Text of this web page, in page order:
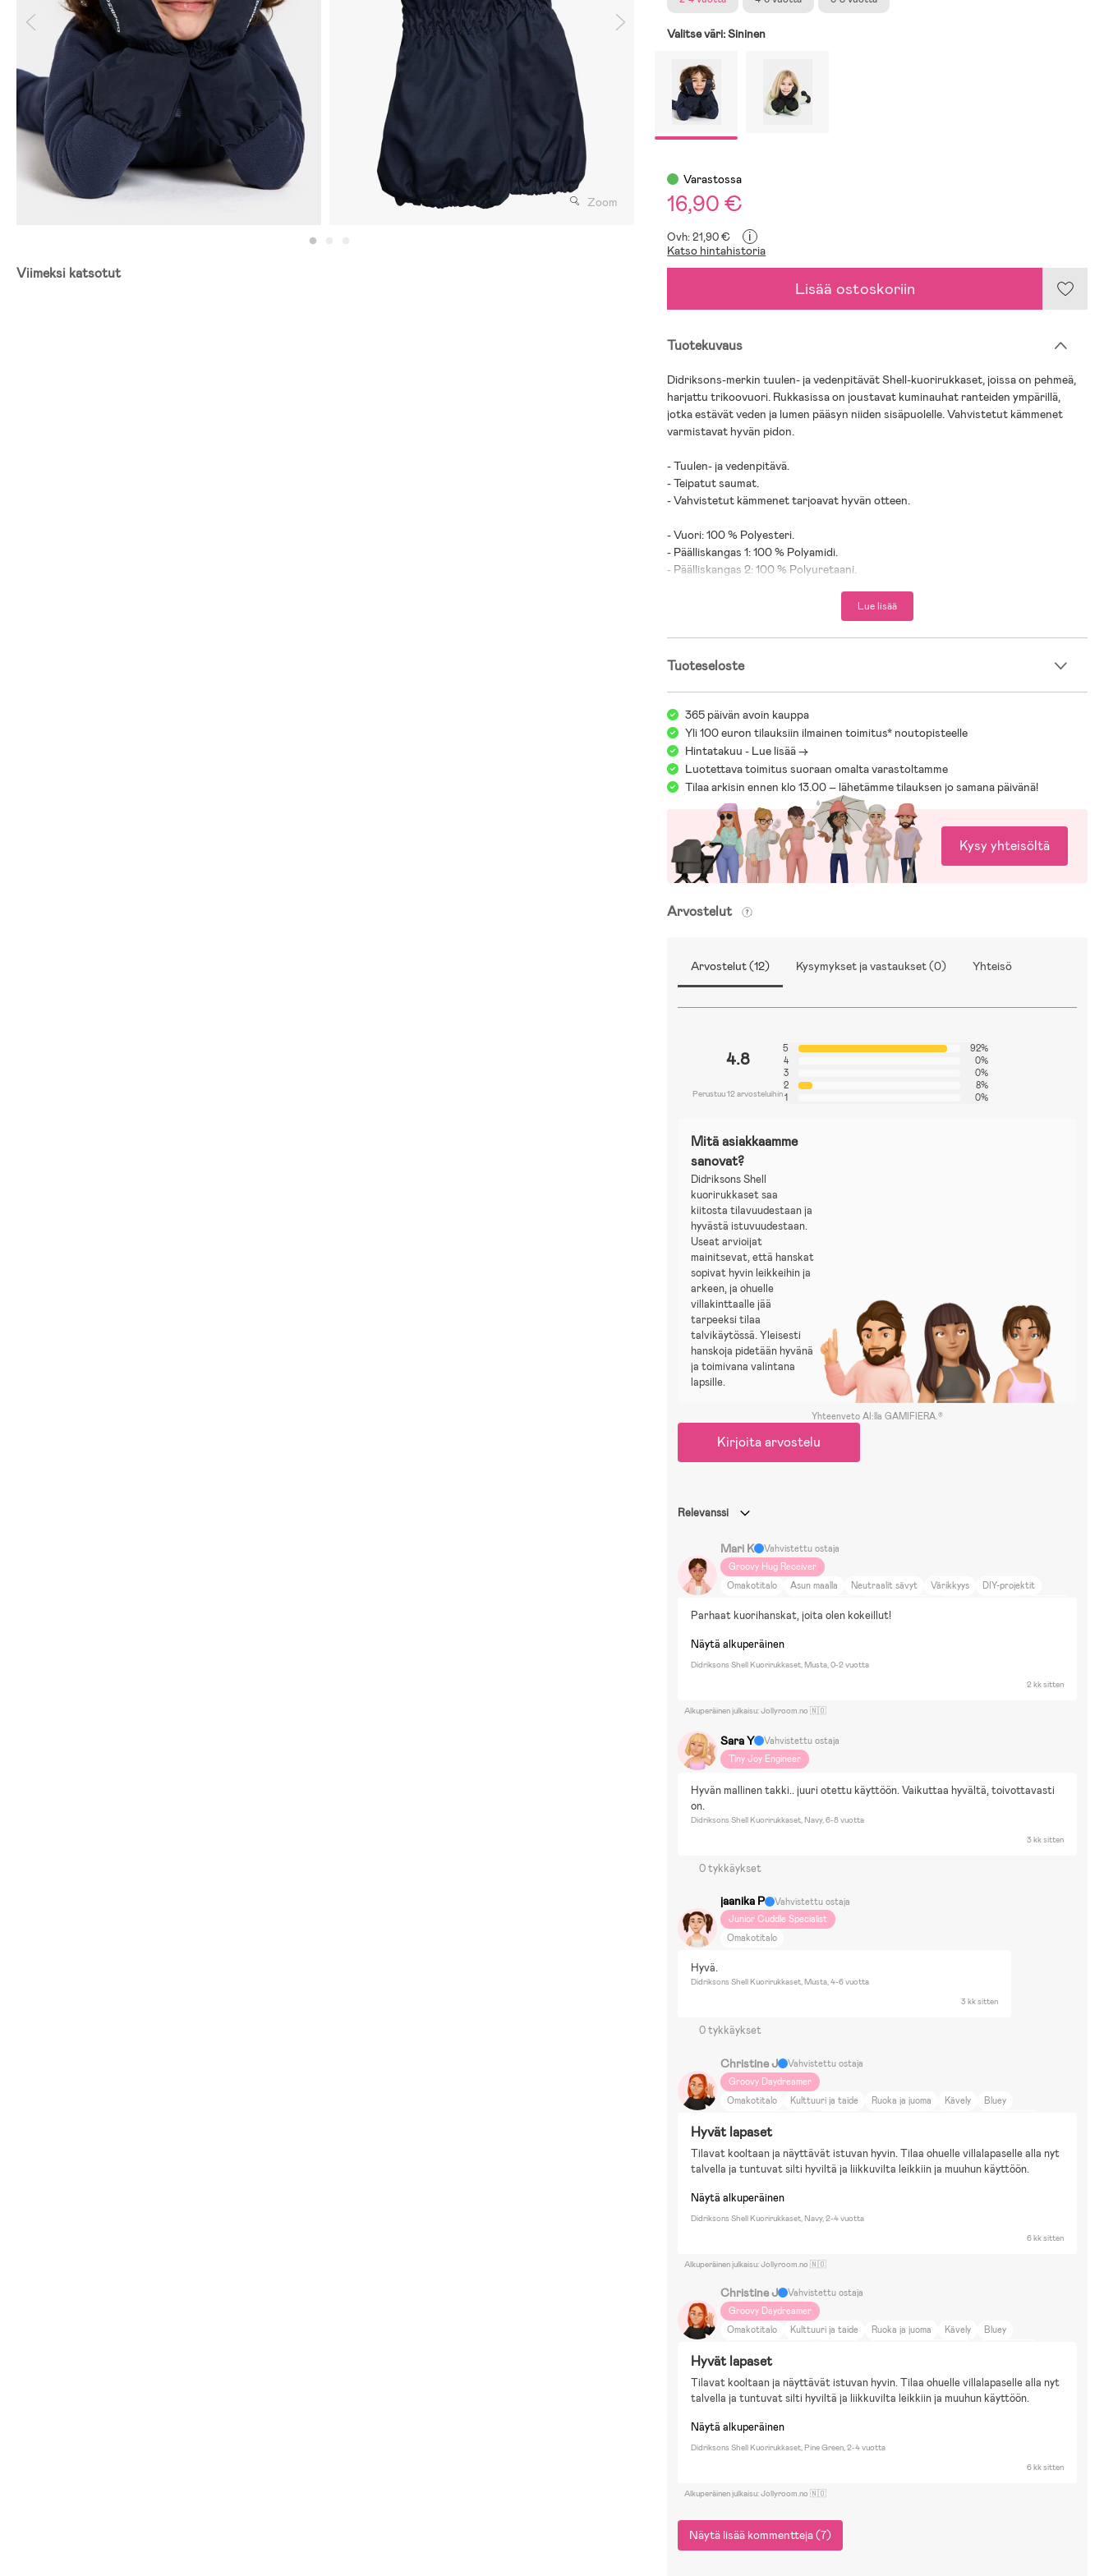
Zoom
Viimeksi katsotut
Valitse väri:Sininen
Varastossa
16,90 €
Ovh: 21,90 € i
Katso hintahistoria
Lisää ostoskoriin
Tuotekuvaus
Didriksons-merkin tuulen- ja vedenpitävät Shell-kuorirukkaset, joissa on pehmeä,
harjattu trikoovuori. Rukkasissa on joustavat kuminauhat ranteiden ympärillä,
jotka estävät veden ja lumen pääsyn niiden sisäpuolelle. Vahvistetut kämmenet
varmistavat hyvän pidon.
- Tuulen- ja vedenpitävä.
- Teipatut saumat.
- Vahvistetut kämmenet tarjoavat hyvän otteen.
- Vuori: 100 % Polyesteri.
- Päälliskangas 1: 100 % Polyamidi.
- Päälliskangas 2: 100 % Polyuretaani.
Lue lisää
Tuoteseloste
365 päivän avoin kauppa
Yli 100 euron tilauksiin ilmainen toimitus* noutopisteelle
Hintatakuu - Lue lisää ->
Luotettava toimitus suoraan omalta varastoltamme
Tilaa arkisin ennen klo 13.00 – lähetämme tilauksen jo samana päivänä!
Kysy yhteisöltä
Arvostelut
Arvostelut (12) Kysymykset ja vastaukset (0) Yhteisö
4.8
Perustuu 12 arvosteluihin
5
92%
4
0%
3
0%
2
8%
1
0%
Mitä asiakkaamme
sanovat?
Didriksons Shell
kuorirukkaset saa
kiitosta tilavuudestaan ja
hyvästä istuvuudestaan.
Useat arvioijat
mainitsevat, että hanskat
sopivat hyvin leikkeihin ja
arkeen, ja ohuelle
villakinttaalle jää
tarpeeksi tilaa
talvikäytössä. Yleisesti
hanskoja pidetään hyvänä
ja toimivana valintana
lapsille.
Yhteenveto AI:lla GAMIFIERA.®
Kirjoita arvostelu
Relevanssi
Mari K
Vahvistettu ostaja
Groovy Hug Receiver
Omakotitalo
Asun maalla Neutraalit sävyt Värikkyys
DIY-projektit
Roolileikit
Piirtäminen & Askartelu Nuket & Pehmolelut
Parhaat kuorihanskat, joita olen kokeillut!
Näytä alkuperäinen
Didriksons Shell Kuorirukkaset, Musta, 0-2 vuotta
2 kk sitten
Alkuperäinen julkaisu: Jollyroom.no 🇳🇴
Sara Y
Vahvistettu ostaja
Tiny Joy Engineer
Hyvän mallinen takki.. juuri otettu käyttöön. Vaikuttaa hyvältä, toivottavasti
on.
Didriksons Shell Kuorirukkaset, Navy, 6-8 vuotta
3 kk sitten
0 tykkäykset
jaanika P
Vahvistettu ostaja
Junior Cuddle Specialist
Omakotitalo
Hyvä.
Didriksons Shell Kuorirukkaset, Musta, 4-6 vuotta
3 kk sitten
0 tykkäykset
Christine J
Vahvistettu ostaja
Groovy Daydreamer
Omakotitalo
Kulttuuri ja taide Ruoka ja juoma Kävely
Bluey
Britax Smile 4
Hyvät lapaset
Tilavat kooltaan ja näyttävät istuvan hyvin. Tilaa ohuelle villalapaselle alla nyt
talvella ja tuntuvat silti hyviltä ja liikkuvilta leikkiin ja muuhun käyttöön.
Näytä alkuperäinen
Didriksons Shell Kuorirukkaset, Navy, 2-4 vuotta
6 kk sitten
Alkuperäinen julkaisu: Jollyroom.no 🇳🇴
Christine J
Vahvistettu ostaja
Groovy Daydreamer
Omakotitalo
Kulttuuri ja taide Ruoka ja juoma Kävely
Bluey
Britax Smile 4
Hyvät lapaset
Tilavat kooltaan ja näyttävät istuvan hyvin. Tilaa ohuelle villalapaselle alla nyt
talvella ja tuntuvat silti hyviltä ja liikkuvilta leikkiin ja muuhun käyttöön.
Näytä alkuperäinen
Didriksons Shell Kuorirukkaset, Pine Green, 2-4 vuotta
6 kk sitten
Alkuperäinen julkaisu: Jollyroom.no 🇳🇴
Näytä lisää kommentteja (7)